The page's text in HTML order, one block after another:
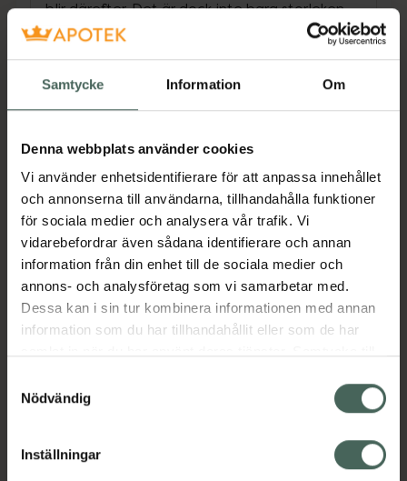
Samtycke Information Om
Denna webbplats använder cookies
Vi använder enhetsidentifierare för att anpassa innehållet
och annonserna till användarna, tillhandahålla funktioner
för sociala medier och analysera vår trafik. Vi
vidarebefordrar även sådana identifierare och annan
information från din enhet till de sociala medier och
annons- och analysföretag som vi samarbetar med.
Dessa kan i sin tur kombinera informationen med annan
information som du har tillhandahållit eller som de har
återkalla ditt samtycke via webbplatsens
cookieinställningar. Ett återkallat samtycke påverkar inte
lagligheten av behandling som skett innan återkallelsen.
Nödvändig
Inställningar
blir därefter. Det är dock inte bara storleken
som gjort Mavala minilack så populärt - den
nagellack helt i en klass för sig.
perfekt kombination av hög kvalitet, smidigt
format och ett attraktivt pris. Mavala minilack
täcker bra med god vidhäftningsförmåga.
Fritt från toluen och formaldehyd.
Jämförpris
EAN:07618900910928
Kategorier:
Omdömen Visa
Visa